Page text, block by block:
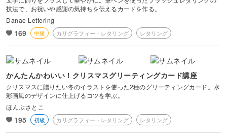
技法で、お祝いや感謝の気持ちを伝えるカードを作る。
Danae Lettering
169 中級 カリグラフィー・レタリング レタリング
かんたんかわいい！クリスマスグリーティングカード講座
クリスマスに贈りたい冬のイラストを使った2種のグリーティングカード。水
彩画風のデザインに仕上げるコツを学ぶ。
ほんぶさとこ
195 初級 カリグラフィー・レタリング レタリング